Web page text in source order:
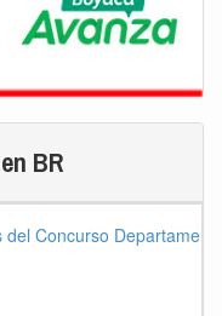
BR
Concurso